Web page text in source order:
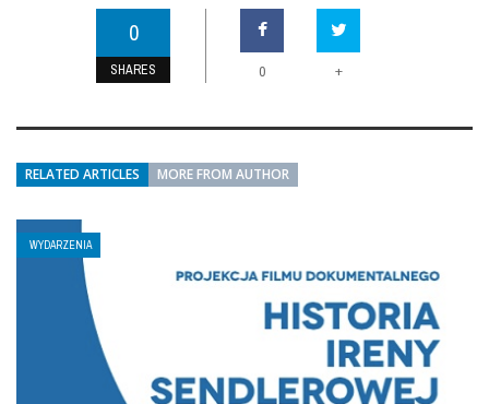
0
SHARES 0 +
RELATED ARTICLES MORE FROM AUTHOR
WYDARZENIA